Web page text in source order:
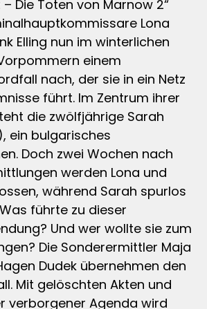
– Die Toten von Marnow 2“
Lona
Elling nun im winterlichen
einem
nach, der sie in ein Netz
führt. Im Zentrum ihrer
die zwölfjährige Sarah
ein bulgarisches
Doch zwei Wochen nach
werden Lona und
während Sarah spurlos
führte zu dieser
Und wer wollte sie zum
Die Sonderermittler Maja
Dudek übernehmen den
Mit gelöschten Akten und
verborgener Agenda wird